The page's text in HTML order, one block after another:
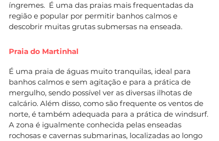
íngremes. É uma das praias mais frequentadas da
região e popular por permitir banhos calmos e
descobrir muitas grutas submersas na enseada.
Praia do Martinhal
É uma praia de águas muito tranquilas, ideal para
banhos calmos e sem agitação e para a prática de
mergulho, sendo possível ver as diversas ilhotas de
calcário. Além disso, como são frequente os ventos de
norte, é também adequada para a prática de windsurf.
A zona é igualmente conhecida pelas enseadas
rochosas e cavernas submarinas, localizadas ao longo